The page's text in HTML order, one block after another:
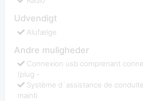
Udvendigt
Alufælge
Andre muligheder
Connexion usb comprenant
(plug -
Système d`assistance de
mainti